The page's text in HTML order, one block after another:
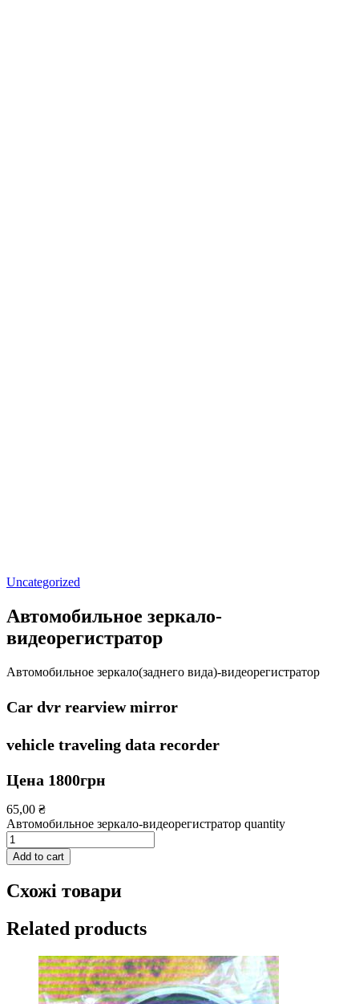
Uncategorized
Автомобильное зеркало-
видеорегистратор
Автомобильное зеркало(заднего вида)-видеорегистратор
Сar dvr rearview mirror
vehicle traveling data recorder
Цена 1800грн
65,00 ₴
Автомобильное зеркало-видеорегистратор quantity
Add to cart
Схожі товари
Related products